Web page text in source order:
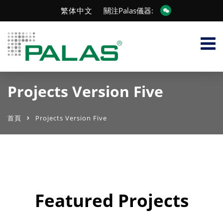
繁体中文 關注Palas儀器:
Projects Version Five
首頁 Projects Version Five
Featured Projects